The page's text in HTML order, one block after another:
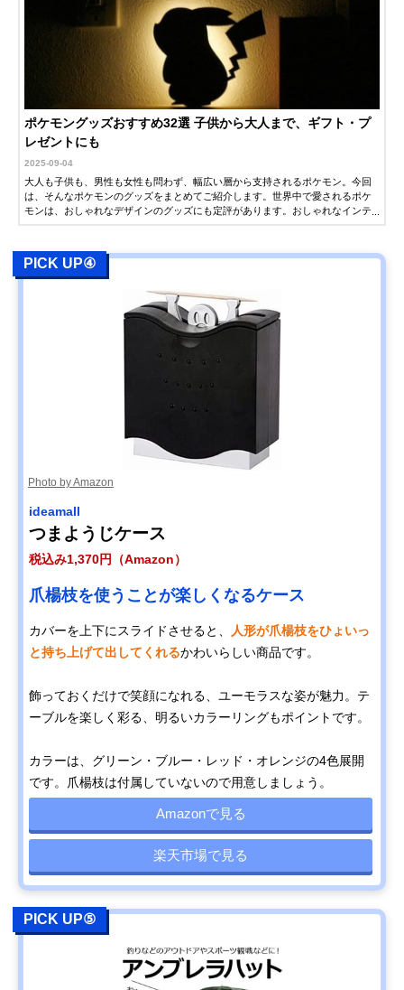
ポケモングッズおすすめ32選 子供から大人まで、ギフト・プ
レゼントにも
2025-09-04
大人も子供も、男性も女性も問わず、幅広い層から支持されるポケモン。今回
は、そんなポケモンのグッズをまとめてご紹介します。世界中で愛されるポケ
モンは、おしゃれなデザインのグッズにも定評があります。おしゃれなインテ
PICK UP④
Photo by Amazon
ideamall
つまようじケース
税込み1,370円（Amazon）
爪楊枝を使うことが楽しくなるケース
カバーを上下にスライドさせると、
人形が爪楊枝をひょいっ
と持ち上げて出してくれるかわいらしい商品です。
飾っておくだけで笑顔になれる、ユーモラスな姿が魅力。テ
ーブルを楽しく彩る、明るいカラーリングもポイントです。
カラーは、グリーン・ブルー・レッド・オレンジの4色展開
です。爪楊枝は付属していないので用意しましょう。
Amazonで見る
楽天市場で見る
PICK UP⑤